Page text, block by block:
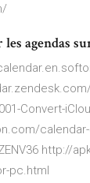
agendas
Convert-
http://
pc.html